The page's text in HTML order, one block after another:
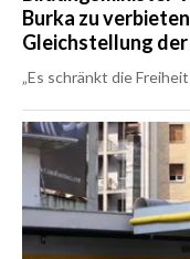
Burka zu
Gleichstellung der
„Es schränkt die